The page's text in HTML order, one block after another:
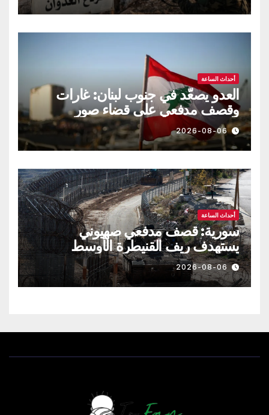
أحداث الساعة
العدو يصعّد في جنوب لبنان: غارات
وقصف مدفعي على قضاء صور
2026-08-06
أحداث الساعة
سورية: قصف مدفعي صهيوني
يستهدف ريف القنيطرة الأوسط
2026-08-06